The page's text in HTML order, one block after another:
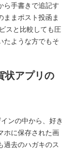
ら手書きで追記す
ままポスト投函ま
スと比較しても圧
たような方でもそ
状アプリの
ンの中から、好き
ホに保存された画
過去のハガキのス